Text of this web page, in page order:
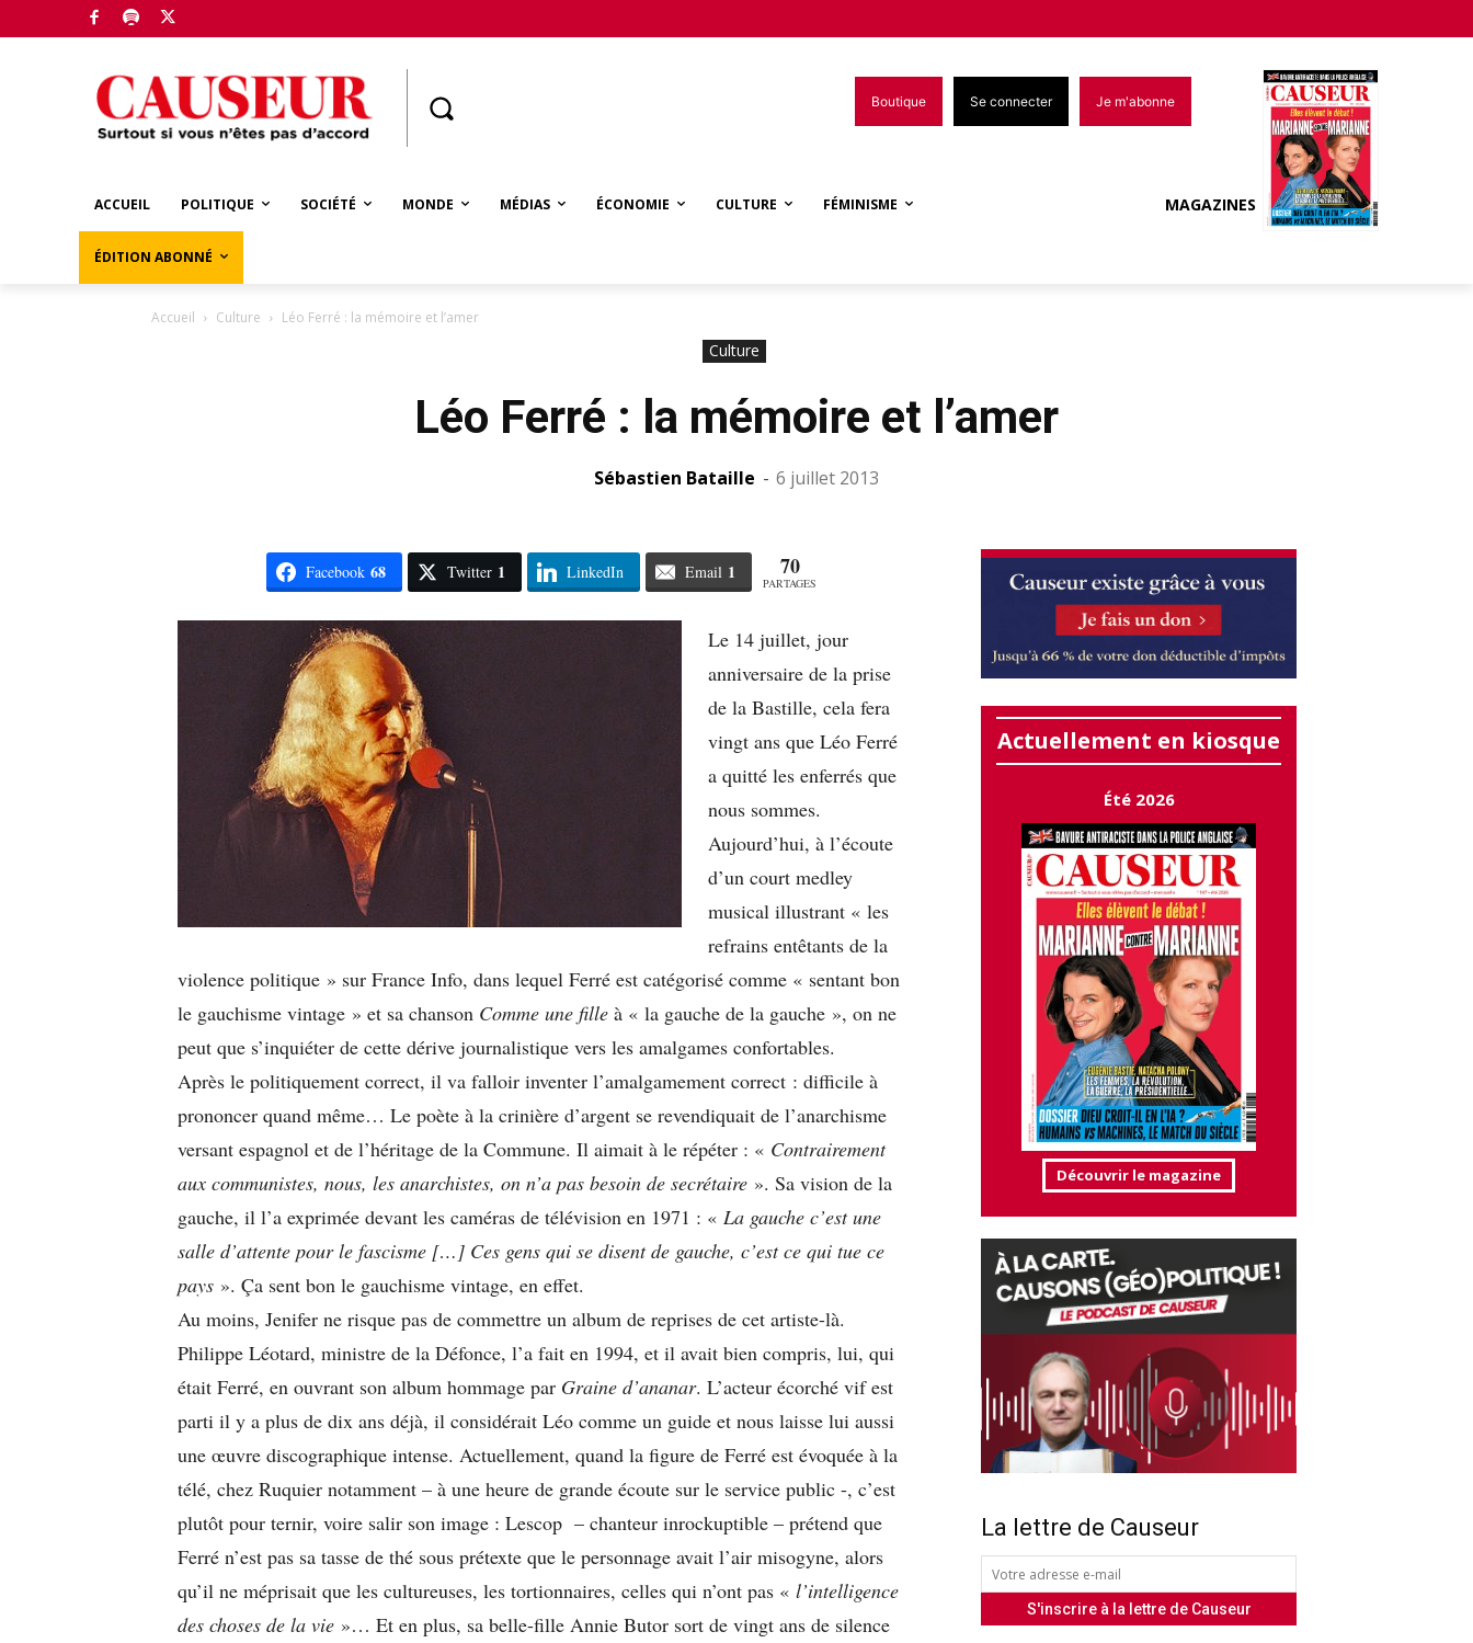
Boutique Se connecter Je m'abonne
ACCUEIL POLITIQUE SOCIÉTÉ MONDE MÉDIAS ÉCONOMIE CULTURE FÉMINISME
ÉDITION ABONNÉ
MAGAZINES
Accueil Culture Léo Ferré : la mémoire et l’amer
Culture
Léo Ferré : la mémoire et l’amer
Sébastien Bataille - 6 juillet 2013
Facebook 68 Twitter 1 LinkedIn Email 1 70
PARTAGES
Le 14 juillet, jour
anniversaire de la prise
de la Bastille, cela fera
vingt ans que Léo Ferré
a quitté les enferrés que
nous sommes.
Aujourd’hui, à l’écoute
d’un court medley
musical illustrant « les
refrains entêtants de la
violence politique » sur France Info, dans lequel Ferré est catégorisé comme « sentant bon
le gauchisme vintage » et sa chanson Comme une fille à « la gauche de la gauche », on ne
peut que s’inquiéter de cette dérive journalistique vers les amalgames confortables.
Après le politiquement correct, il va falloir inventer l’amalgamement correct : difficile à
prononcer quand même… Le poète à la crinière d’argent se revendiquait de l’anarchisme
versant espagnol et de l’héritage de la Commune. Il aimait à le répéter : « Contrairement
aux communistes, nous, les anarchistes, on n’a pas besoin de secrétaire ». Sa vision de la
gauche, il l’a exprimée devant les caméras de télévision en 1971 : « La gauche c’est une
salle d’attente pour le fascisme […] Ces gens qui se disent de gauche, c’est ce qui tue ce
pays ». Ça sent bon le gauchisme vintage, en effet.
Au moins, Jenifer ne risque pas de commettre un album de reprises de cet artiste-là.
Philippe Léotard, ministre de la Défonce, l’a fait en 1994, et il avait bien compris, lui, qui
était Ferré, en ouvrant son album hommage par Graine d’ananar. L’acteur écorché vif est
parti il y a plus de dix ans déjà, il considérait Léo comme un guide et nous laisse lui aussi
une œuvre discographique intense. Actuellement, quand la figure de Ferré est évoquée à la
télé, chez Ruquier notamment – à une heure de grande écoute sur le service public -, c’est
plutôt pour ternir, voire salir son image : Lescop – chanteur inrockuptible – prétend que
Ferré n’est pas sa tasse de thé sous prétexte que le personnage avait l’air misogyne, alors
qu’il ne méprisait que les cultureuses, les tortionnaires, celles qui n’ont pas « l’intelligence
des choses de la vie »… Et en plus, sa belle-fille Annie Butor sort de vingt ans de silence
Actuellement en kiosque
Été 2026
Découvrir le magazine
La lettre de Causeur